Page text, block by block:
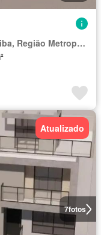
Região Geográfica Imediata de Curitiba, Região Metropolitana de Curitiba
7fotos
Atualizado